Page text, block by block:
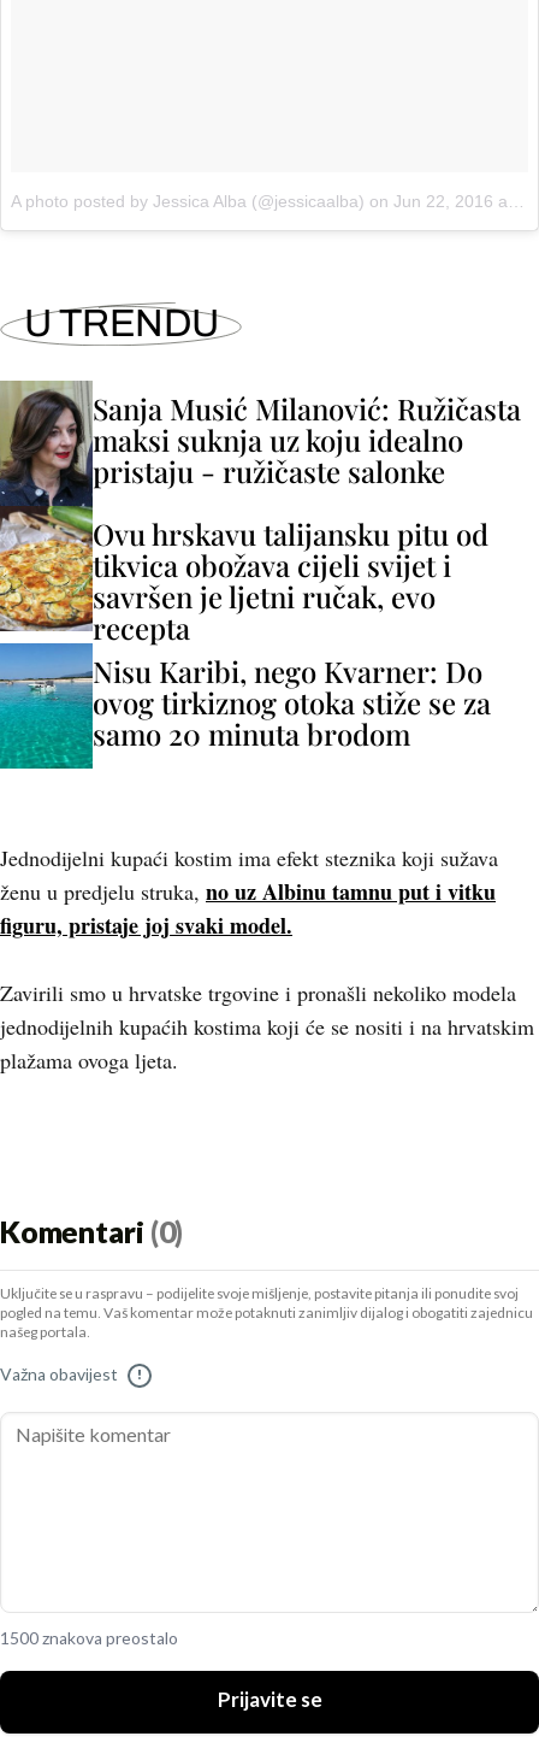
A photo posted by Jessica Alba (@jessicaalba) on Jun 22, 2016 at 3:40pm PDT
U TRENDU
Sanja Musić Milanović: Ružičasta
maksi suknja uz koju idealno
pristaju - ružičaste salonke
Ovu hrskavu talijansku pitu od
tikvica obožava cijeli svijet i
savršen je ljetni ručak, evo
recepta
Nisu Karibi, nego Kvarner: Do
ovog tirkiznog otoka stiže se za
samo 20 minuta brodom
Jednodijelni kupaći kostim ima efekt steznika koji sužava
ženu u predjelu struka, no uz Albinu tamnu put i vitku
figuru, pristaje joj svaki model.
Zavirili smo u hrvatske trgovine i pronašli nekoliko modela
jednodijelnih kupaćih kostima koji će se nositi i na hrvatskim
plažama ovoga ljeta.
Komentari (0)
Uključite se u raspravu – podijelite svoje mišljenje, postavite pitanja ili ponudite svoj
pogled na temu. Vaš komentar može potaknuti zanimljiv dijalog i obogatiti zajednicu
našeg portala.
Važna obavijest !
1500 znakova preostalo
Prijavite se